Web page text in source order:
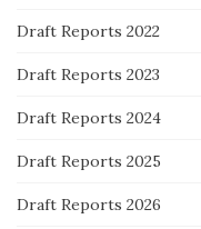
Draft Reports 2022
Draft Reports 2023
Draft Reports 2024
Draft Reports 2025
Draft Reports 2026